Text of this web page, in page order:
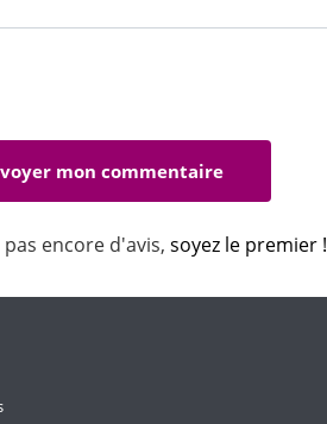
pas encore d'avis, soyez le premier !